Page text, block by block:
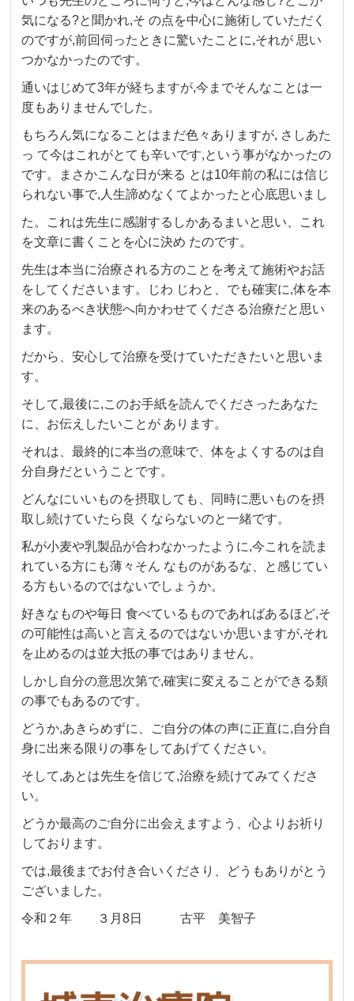
気になる?と聞かれ,そ の点を中心に施術していただく
のですが,前回伺ったときに驚いたことに,それが 思い
つかなかったのです。
通いはじめて3年が経ちますが,今までそんなことは一
度もありませんでした。
もちろん気になることはまだ色々ありますが, さしあた
っ て今はこれがとても辛いです,という事がなかったの
です。まさかこんな日が来る とは10年前の私には信じ
られない事で,人生諦めなくてよかったと心底思いまし
た。これは先生に感謝するしかあるまいと思い、これ
を文章に書くことを心に決め たのです。
先生は本当に治療される方のことを考えて施術やお話
をしてくださいます。じわ じわと、でも確実に,体を本
来のあるべき状態へ向かわせてくださる治療だと思い
ます。
だから、安心して治療を受けていただきたいと思いま
す。
そして,最後に,このお手紙を読んでくださったあなた
に、お伝えしたいことが あります。
それは、最終的に本当の意味で、体をよくするのは自
分自身だということです。
どんなにいいものを摂取しても、同時に悪いものを摂
取し続けていたら良 くならないのと一緒です。
私が小麦や乳製品が合わなかったように,今これを読ま
れている方にも薄々そん なものがあるな、と感じてい
る方もいるのではないでしょうか。
好きなものや毎日 食べているものであればあるほど,そ
の可能性は高いと言えるのではないか思いますが,それ
を止めるのは並大抵の事ではありません。
しかし自分の意思次第で,確実に変えることができる類
の事でもあるのです。
どうか,あきらめずに、ご自分の体の声に正直に,自分自
身に出来る限りの事をしてあげてください。
そして,あとは先生を信じて,治療を続けてみてくださ
い。
どうか最高のご自分に出会えますよう、心よりお祈り
しております。
では,最後までお付き合いくださり、どうもありがとう
ございました。
令和２年 ３月8日 古平 美智子